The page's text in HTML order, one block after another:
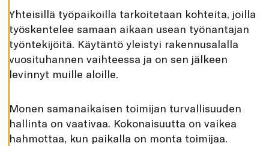
I
E
L
L
Ä
K
K
I
H
Y
Yhteisillä työpaikoilla tarkoitetaan kohteita, joilla
työskentelee samaan aikaan usean työnantajan
työntekijöitä. Käytäntö yleistyi rakennusalalla
vuosituhannen vaihteessa ja on sen jälkeen
levinnyt muille aloille.
Monen samanaikaisen toimijan turvallisuuden
hallinta on vaativaa. Kokonaisuutta on vaikea
hahmottaa, kun paikalla on monta toimijaa.